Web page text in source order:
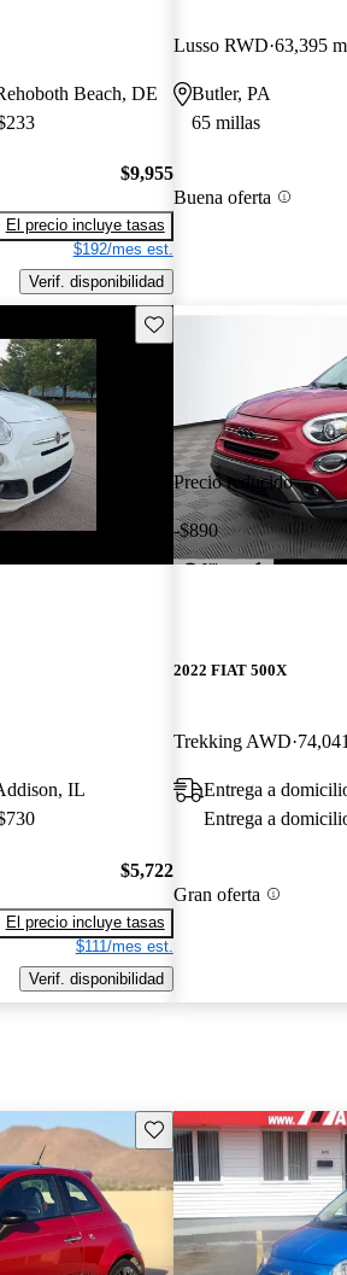
Beach, DE
$9,955
El precio incluye tasas
$192/mes est.
Verif. disponibilidad
Lusso RWD 63,395
Butler, PA
65 millas
Buena oferta
Guarda este Aviso
IL
$5,722
El precio incluye tasas
$111/mes est.
Verif. disponibilidad
Precio reducido
-$890
2022 FIAT 500X
Trekking AWD
Entrega a
Entrega a
Gran oferta
Guarda este Aviso